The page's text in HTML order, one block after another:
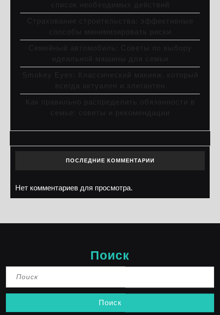
список необходимых действий
Страхование строительства: эффективные
способы минимизировать риски
Семейный автомобиль: Советы по выбору
идеальной машины для семьи
Smokey Eyes: Классический макияж, который
всегда актуален и элегантен
Как правильно распределить обязанности в
семье: советы и рекомендации
ПОСЛЕДНИЕ КОММЕНТАРИИ
Нет комментариев для просмотра.
Поиск